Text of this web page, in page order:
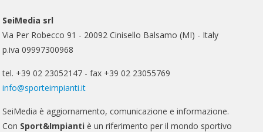
SeiMedia srl
Via Per Robecco 91 - 20092 Cinisello Balsamo (MI) - Italy
p.iva 09997300968
tel. +39 02 23052147 - fax +39 02 23055769
info@sporteimpianti.it
SeiMedia è aggiornamento, comunicazione e informazione.
Con Sport&Impianti è un riferimento per il mondo sportivo